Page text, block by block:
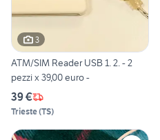
3
ATM/SIM Reader USB 1. 2. - 2
pezzi x 39,00 euro -
39 €
Trieste(TS)